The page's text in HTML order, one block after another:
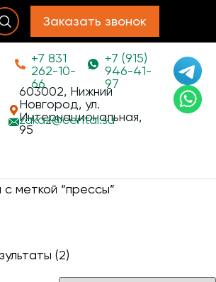
Заказать звонок
+7 831
262-10-
66
+7 (915)
946-41-
97
603002, Нижний
Новгород, ул.
Интернациональная,
95
zakaz@cental.su
меткой “прессы”
(2)